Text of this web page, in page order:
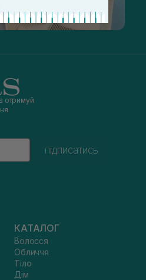
отримуй
підписатись
КАТАЛОГ
Волосся
Обличчя
Тіло
Дім